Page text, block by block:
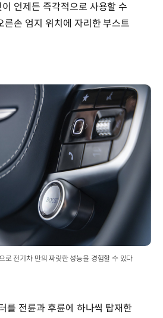
언제든 즉각적으로 사용할 수
른손 엄지 위치에 자리한 부스트
로 전기차 만의 짜릿한 성능을 경험할 수 있다
를 전륜과 후륜에 하나씩 탑재한